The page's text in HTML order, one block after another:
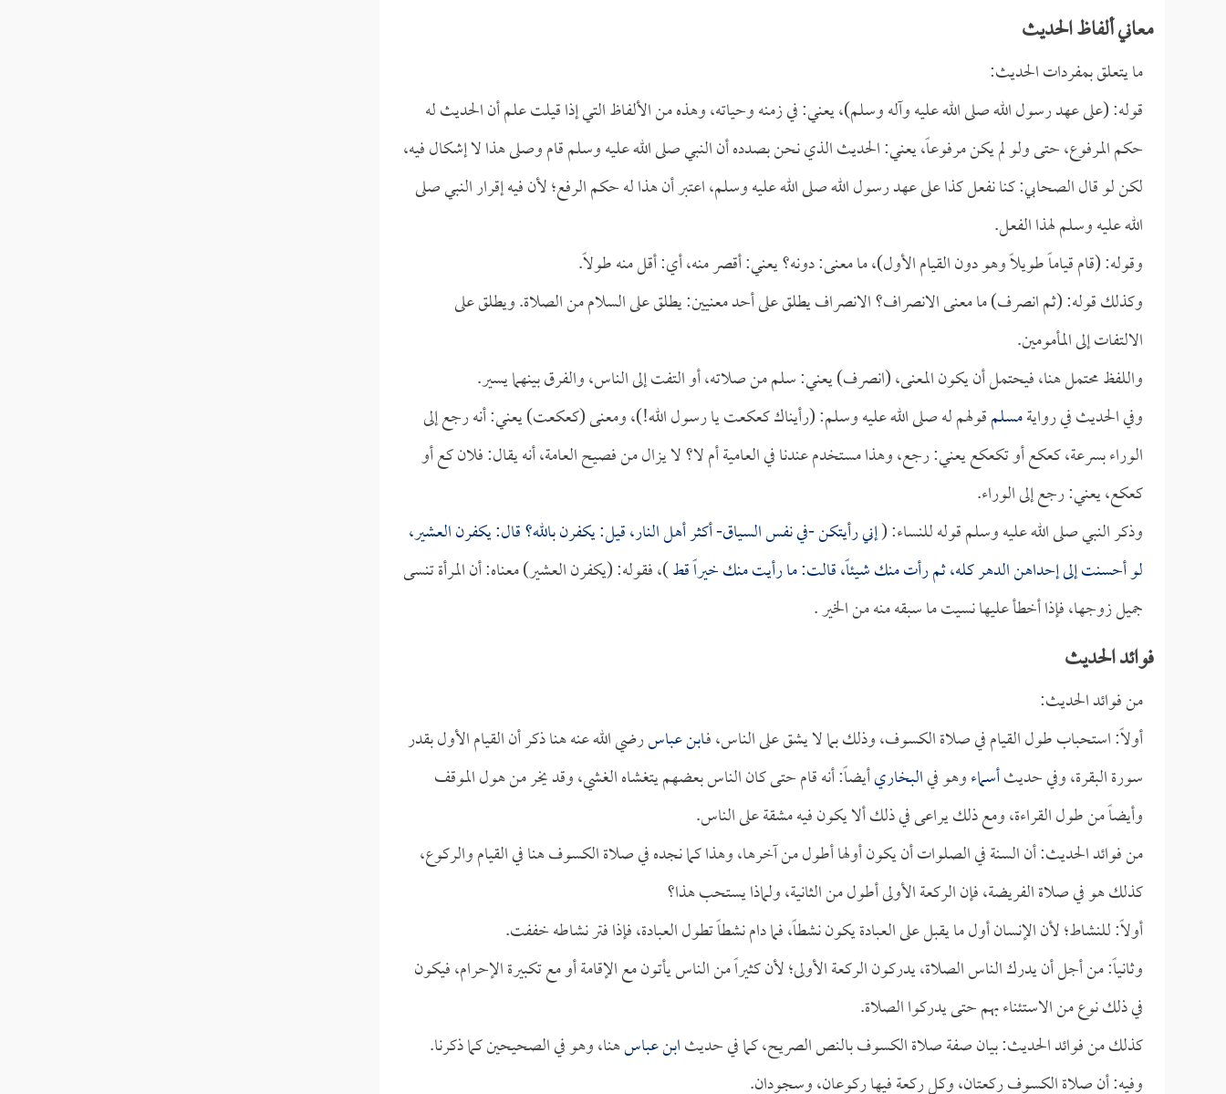
معاني ألفاظ الحديث
ما يتعلق بمفردات الحديث:
قوله: (على عهد رسول الله صلى الله عليه وآله وسلم)، يعني: في زمنه وحياته، وهذه من الألفاظ التي إذا قيلت علم أن الحديث له
حكم المرفوع، حتى ولو لم يكن مرفوعاً، يعني: الحديث الذي نحن بصدده أن النبي صلى الله عليه وسلم قام وصلى هذا لا إشكال فيه،
لكن لو قال الصحابي: كنا نفعل كذا على عهد رسول الله صلى الله عليه وسلم، اعتبر أن هذا له حكم الرفع؛ لأن فيه إقرار النبي صلى
الله عليه وسلم لهذا الفعل.
وقوله: (قام قياماً طويلاً وهو دون القيام الأول)، ما معنى: دونه؟ يعني: أقصر منه، أي: أقل منه طولاً.
وكذلك قوله: (ثم انصرف) ما معنى الانصراف؟ الانصراف يطلق على أحد معنيين: يطلق على السلام من الصلاة. ويطلق على
الالتفات إلى المأمومين.
واللفظ محتمل هنا، فيحتمل أن يكون المعنى، (انصرف) يعني: سلم من صلاته، أو التفت إلى الناس، والفرق بينهما يسير.
وفي الحديث في روايةمسلمقولهم له صلى الله عليه وسلم: (رأيناك كعكعت يا رسول الله!)، ومعنى (كعكعت) يعني: أنه رجع إلى
الوراء بسرعة، كعكع أو تكعكع يعني: رجع، وهذا مستخدم عندنا في العامية أم لا؟ لا يزال من فصيح العامة، أنه يقال: فلان كع أو
كعكع، يعني: رجع إلى الوراء.
وذكر النبي صلى الله عليه وسلم قوله للنساء: (إني رأيتكن -في نفس السياق- أكثر أهل النار، قيل: يكفرن بالله؟ قال: يكفرن العشير،
لو أحسنت إلى إحداهن الدهر كله، ثم رأت منك شيئاً، قالت: ما رأيت منك خيراً قط)، فقوله: (يكفرن العشير) معناه: أن المرأة تنسى
جميل زوجها، فإذا أخطأ عليها نسيت ما سبقه منه من الخير .
فوائد الحديث
من فوائد الحديث:
أولاً: استحباب طول القيام في صلاة الكسوف، وذلك بما لا يشق على الناس، فـابن عباسرضي الله عنه هنا ذكر أن القيام الأول بقدر
سورة البقرة، وفي حديثأسماءوهو فيالبخاريأيضاً: أنه قام حتى كان الناس بعضهم يتغشاه الغشي، وقد يخر من هول الموقف
وأيضاً من طول القراءة، ومع ذلك يراعى في ذلك ألا يكون فيه مشقة على الناس.
من فوائد الحديث: أن السنة في الصلوات أن يكون أولها أطول من آخرها، وهذا كما نجده في صلاة الكسوف هنا في القيام والركوع،
كذلك هو في صلاة الفريضة، فإن الركعة الأولى أطول من الثانية، ولماذا يستحب هذا؟
أولاً: للنشاط؛ لأن الإنسان أول ما يقبل على العبادة يكون نشطاً، فما دام نشطاً تطول العبادة، فإذا فتر نشاطه خففت.
وثانياً: من أجل أن يدرك الناس الصلاة، يدركون الركعة الأولى؛ لأن كثيراً من الناس يأتون مع الإقامة أو مع تكبيرة الإحرام، فيكون
في ذلك نوع من الاستئناء بهم حتى يدركوا الصلاة.
كذلك من فوائد الحديث: بيان صفة صلاة الكسوف بالنص الصريح، كما في حديثابن عباسهنا، وهو في الصحيحين كما ذكرنا.
وفيه: أن صلاة الكسوف ركعتان، وكل ركعة فيها ركوعان، وسجودان.